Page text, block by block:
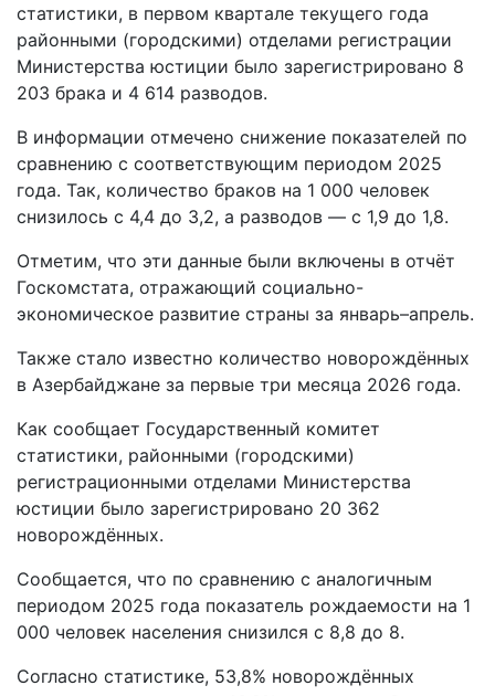
статистики, в первом квартале текущего года
районными (городскими) отделами регистрации
Министерства юстиции было зарегистрировано 8
203 брака и 4 614 разводов.
В информации отмечено снижение показателей по
сравнению с соответствующим периодом 2025
года. Так, количество браков на 1 000 человек
снизилось с 4,4 до 3,2, а разводов — с 1,9 до 1,8.
Отметим, что эти данные были включены в отчёт
Госкомстата, отражающий социально-
экономическое развитие страны за январь–апрель.
Также стало известно количество новорождённых
в Азербайджане за первые три месяца 2026 года.
Как сообщает Государственный комитет
статистики, районными (городскими)
регистрационными отделами Министерства
юстиции было зарегистрировано 20 362
новорождённых.
Сообщается, что по сравнению с аналогичным
периодом 2025 года показатель рождаемости на 1
000 человек населения снизился с 8,8 до 8.
Согласно статистике, 53,8% новорождённых